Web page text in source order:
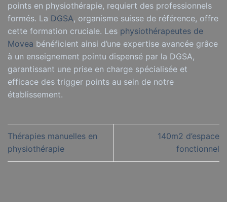
points en physiothérapie, requiert des professionnels
formés. La DGSA, organisme suisse de référence, offre
cette formation cruciale. Les physiothérapeutes de
Movea bénéficient ainsi d’une expertise avancée grâce
à un enseignement pointu dispensé par la DGSA,
garantissant une prise en charge spécialisée et
efficace des trigger points au sein de notre
établissement.
Thérapies manuelles en
physiothérapie
140m2 d’espace
fonctionnel